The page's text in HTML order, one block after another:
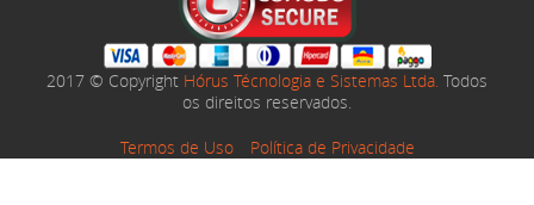
2017 © Copyright Hórus Técnologia e Sistemas Ltda. Todos
os direitos reservados.
Termos de Uso
Política de Privacidade